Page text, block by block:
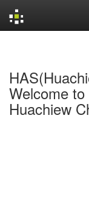
Welcome
Huachiew